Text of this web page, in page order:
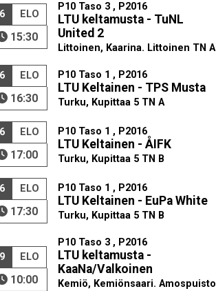
ELO
15:30
P10 Taso 3 , P2016
LTU keltamusta - TuNL
United 2
Littoinen, Kaarina. Littoinen TN A
ELO
16:30
P10 Taso 1 , P2016
LTU Keltainen - TPS Musta
Turku, Kupittaa 5 TN A
ELO
17:00
P10 Taso 1 , P2016
LTU Keltainen - ÅIFK
Turku, Kupittaa 5 TN B
ELO
17:30
P10 Taso 1 , P2016
LTU Keltainen - EuPa White
Turku, Kupittaa 5 TN B
ELO
10:00
P10 Taso 3 , P2016
LTU keltamusta -
KaaNa/Valkoinen
Kemiö, Kemiönsaari. Amospuisto